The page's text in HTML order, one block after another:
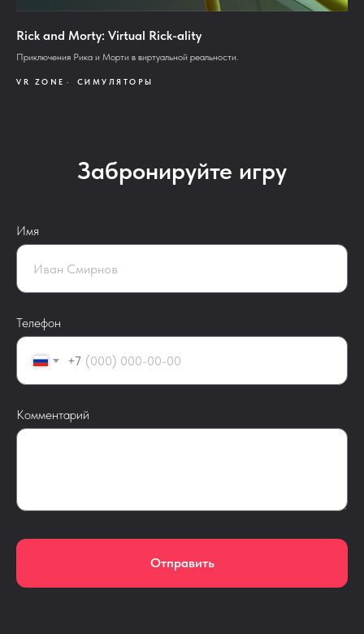
Rick and Morty: Virtual Rick-ality
Приключения Рика и Морти в виртуальной реальности.
VR ZONE СИМУЛЯТОРЫ
Забронируйте игру
Имя
Телефон
+7
Комментарий
Отправить